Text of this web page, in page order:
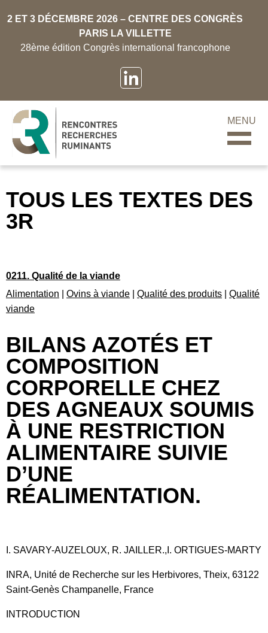
2 ET 3 DÉCEMBRE 2026 – CENTRE DES CONGRÈS
PARIS LA VILLETTE
28ème édition Congrès international francophone
MENU
TOUS LES TEXTES DES
3R
0211. Qualité de la viande
Alimentation
Ovins à viande Qualité des produits
Qualité
viande
BILANS AZOTÉS ET
COMPOSITION
CORPORELLE CHEZ
DES AGNEAUX SOUMIS
À UNE RESTRICTION
ALIMENTAIRE SUIVIE
D’UNE
RÉALIMENTATION.
I. SAVARY-AUZELOUX, R. JAILLER.,I. ORTIGUES-MARTY
INRA, Unité de Recherche sur les Herbivores, Theix, 63122
Saint-Genès Champanelle, France
INTRODUCTION